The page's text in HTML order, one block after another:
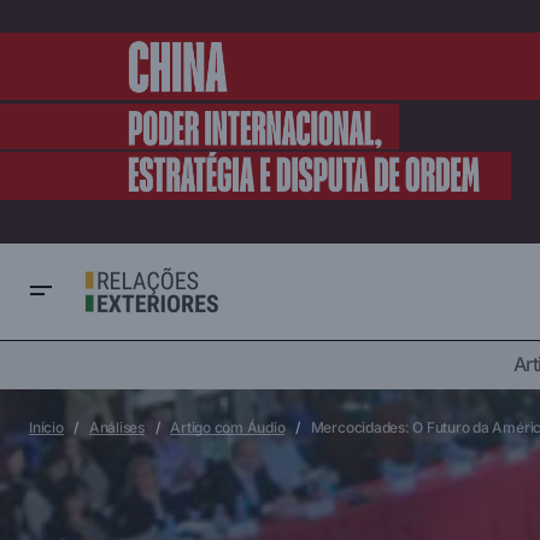
europeus surpresos.
Início Análises Artigo com Áudio Mercocidades: O Futuro da